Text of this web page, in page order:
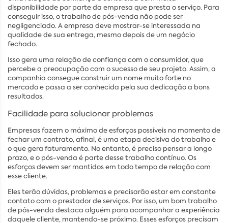
disponibilidade por parte da empresa que presta o serviço. Para
conseguir isso, o trabalho de pós-venda não pode ser
negligenciado. A empresa deve mostrar-se interessada na
qualidade de sua entrega, mesmo depois de um negócio
fechado.
Isso gera uma relação de confiança com o consumidor, que
percebe a preocupação com o sucesso de seu projeto. Assim, a
companhia consegue construir um nome muito forte no
mercado e passa a ser conhecida pela sua dedicação a bons
resultados.
Facilidade para solucionar problemas
Empresas fazem o máximo de esforços possíveis no momento de
fechar um contrato, afinal, é uma etapa decisiva do trabalho e
o que gera faturamento. No entanto, é preciso pensar a longo
prazo, e o pós-venda é parte desse trabalho contínuo. Os
esforços devem ser mantidos em todo tempo de relação com
esse cliente.
Eles terão dúvidas, problemas e precisarão estar em constante
contato com o prestador de serviços. Por isso, um bom trabalho
de pós-venda destaca alguém para acompanhar a experiência
daquele cliente, mantendo-se próximo. Esses esforços precisam